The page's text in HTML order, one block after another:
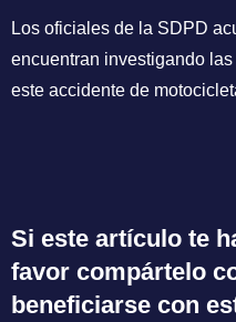
Los oficiales de la SDPD
encuentran investigando
este accidente de
Si este artículo te
favor compártelo
beneficiarse con